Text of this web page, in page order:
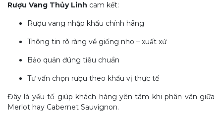
Rượu Vang Thủy Linh cam kết:
Rượu vang nhập khẩu chính hãng
Thông tin rõ ràng về giống nho – xuất xứ
Bảo quản đúng tiêu chuẩn
Tư vấn chọn rượu theo khẩu vị thực tế
Đây là yếu tố giúp khách hàng yên tâm khi phân vân giữa
Merlot hay Cabernet Sauvignon.